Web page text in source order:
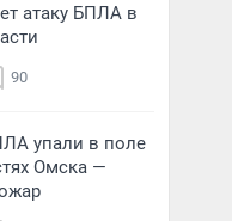
атаку БПЛА в
90
упали в поле
Омска —